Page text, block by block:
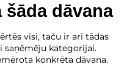
šāda dāvana
visi, taču ir arī tādas
saņēmēju kategorijai.
konkrēta dāvana.